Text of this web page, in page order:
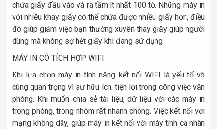
chứa giấy đầu vào và ra tầm ít nhất 100 tờ. Những máy in
với nhiều khay giấy có thể chứa được nhiều giấy hơn, điều
đó giúp giảm việc bạn thường xuyên thay giấy giúp người
dùng mà không sợ hết giấy khi đang sử dụng
MÁY IN CÓ TÍCH HỢP WIFI
Khi lựa chọn máy in tính năng kết nối WIFI là yếu tố vô
cùng quan trọng vì sự hữu ích, tiện lợi trong công việc văn
phòng. Khi muốn chia sẻ tài liệu, dữ liệu với các máy in
trong phòng, trong nhóm rất nhanh chóng. Việc kết nối với
mạng không dây, giúp máy in kết nối với máy tính cá nhân